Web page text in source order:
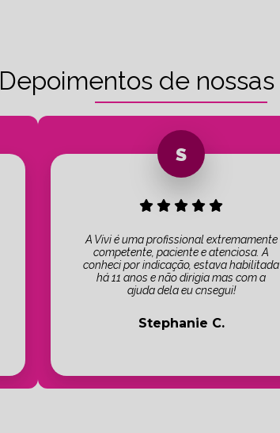
Depoimentos de nossas
A Vivi é uma profissional extremamente
competente, paciente e atenciosa. A
conheci por indicação, estava habilitada
há 11 anos e não dirigia mas com a
ajuda dela eu cnsegui!
Stephanie C.